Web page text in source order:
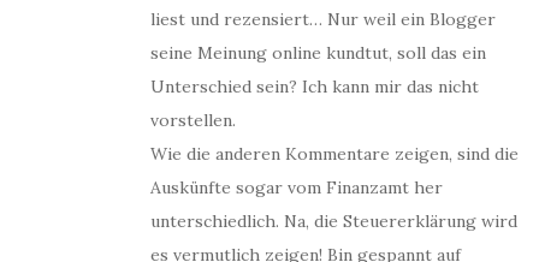
liest und rezensiert… Nur weil ein Blogger
seine Meinung online kundtut, soll das ein
Unterschied sein? Ich kann mir das nicht
vorstellen.
Wie die anderen Kommentare zeigen, sind die
Auskünfte sogar vom Finanzamt her
unterschiedlich. Na, die Steuererklärung wird
es vermutlich zeigen! Bin gespannt auf